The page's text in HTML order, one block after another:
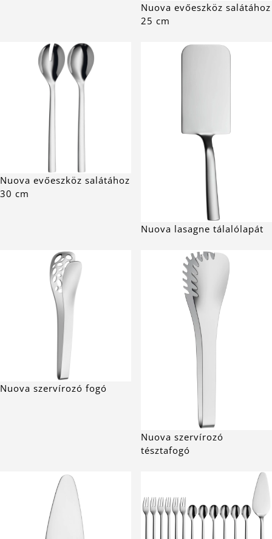
Nuova evőeszköz salátához
25 cm
Nuova evőeszköz salátához
30 cm
Nuova lasagne tálalólapát
Nuova szervírozó fogó
Nuova szervírozó
tésztafogó